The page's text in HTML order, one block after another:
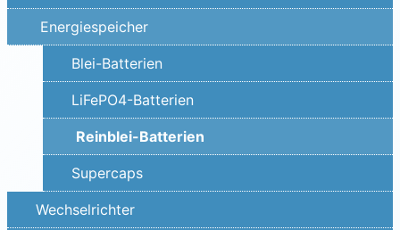
Energiespeicher
Blei-Batterien
LiFePO4-Batterien
Reinblei-Batterien
Supercaps
Wechselrichter